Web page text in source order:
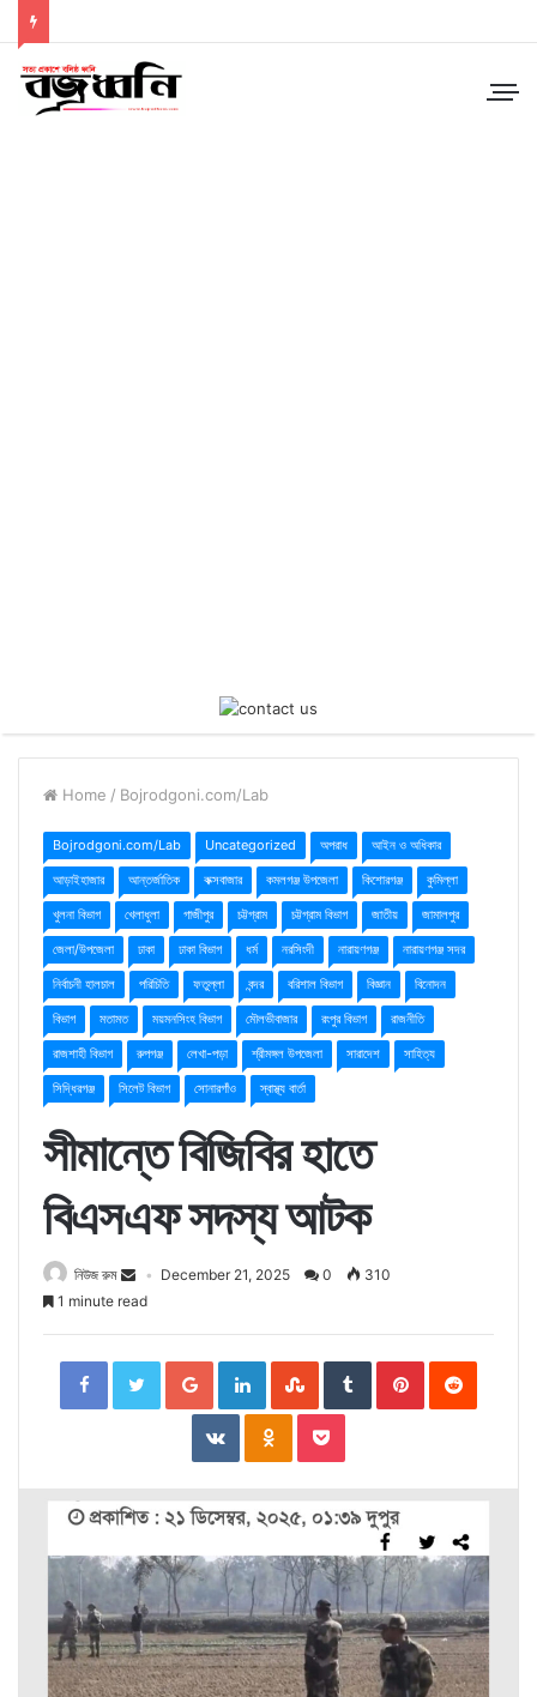
Home / Bojrodgoni.com/Lab
Bojrodgoni.com/Lab Uncategorized অপরাধ আইন ও অধিকার
আড়াইহাজার আন্তর্জাতিক কক্সবাজার কমলগঞ্জ উপজেলা কিশোরগঞ্জ কুমিল্লা
খুলনা বিভাগ খেলাধুলা গাজীপুর চট্টগ্রাম চট্টগ্রাম বিভাগ জাতীয় জামালপুর
জেলা/উপজেলা ঢাকা ঢাকা বিভাগ ধর্ম নরসিংদী নারায়ণগঞ্জ নারায়ণগঞ্জ সদর
নির্বাচনী হালচাল পরিচিতি ফতুল্লা বন্দর বরিশাল বিভাগ বিজ্ঞান বিনোদন
বিভাগ মতামত ময়মনসিংহ বিভাগ মৌলভীবাজার রংপুর বিভাগ রাজনীতি
রাজশাহী বিভাগ রুপগঞ্জ লেখা-পড়া শ্রীমঙ্গল উপজেলা সারাদেশ সাহিত্য
সিদ্ধিরগঞ্জ সিলেট বিভাগ সোনারগাঁও স্বাস্থ্য বার্তা
সীমান্তে বিজিবির হাতে
বিএসএফ সদস্য আটক
নিউজ রুম December 21, 2025 0
310
1 minute read
FacebookTwitterGoogle+LinkedInStumbleUpon
TumblrPinterestReddit
VKontakteOdnoklassniki
Pocket